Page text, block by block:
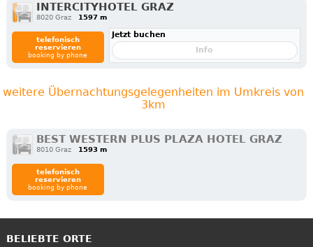
INTERCITYHOTEL GRAZ
8020 Graz 1597 m
telefonisch
reservieren
booking by phone
Jetzt buchen
Info
weitere Übernachtungsgelegenheiten im Umkreis von
3km
BEST WESTERN PLUS PLAZA HOTEL GRAZ
8010 Graz 1593 m
telefonisch
reservieren
booking by phone
BELIEBTE ORTE